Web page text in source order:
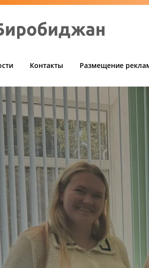
Контакты Размещение